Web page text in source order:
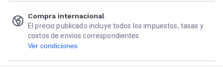
Compra internacional
El precio publicado incluye todos los impuestos, tasas y
costos de envíos correspondientes
Ver condiciones